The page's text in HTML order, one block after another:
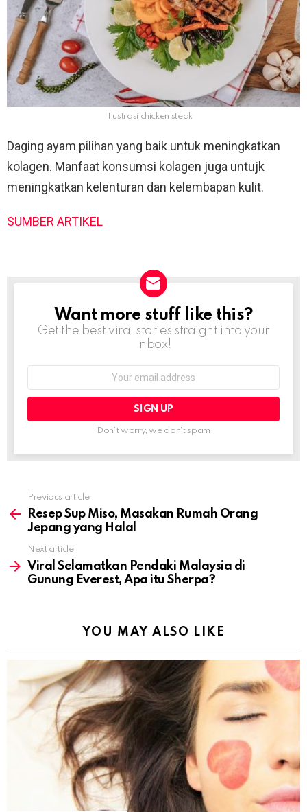
Ilustrasi chicken steak
Daging ayam pilihan yang baik untuk meningkatkan
kolagen. Manfaat konsumsi kolagen juga untujk
meningkatkan kelenturan dan kelembapan kulit.
SUMBER ARTIKEL
NEWSLETTER
Want more stuff like this?
Get the best viral stories straight into your
inbox!
Don't worry, we don't spam
more
Previous article
Resep Sup Miso, Masakan Rumah Orang
Jepang yang Halal
Next article
Viral Selamatkan Pendaki Malaysia di
Gunung Everest, Apa itu Sherpa?
YOU MAY ALSO LIKE